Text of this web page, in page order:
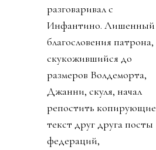
разговаривал с
Инфантино. Лишенный
благословения патрона,
скукожившийся до
размеров Волдеморта,
Джанни, скуля, начал
репостить копирующие
текст друг друга посты
федераций,